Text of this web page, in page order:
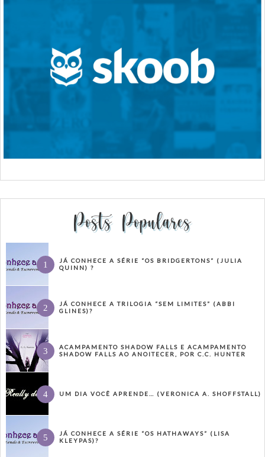
Posts Populares
JÁ CONHECE A SÉRIE “OS BRIDGERTONS” (JULIA
QUINN) ?
JÁ CONHECE A TRILOGIA “SEM LIMITES” (ABBI
GLINES)?
ACAMPAMENTO SHADOW FALLS E ACAMPAMENTO
SHADOW FALLS AO ANOITECER, POR C.C. HUNTER
UM DIA VOCÊ APRENDE… (VERONICA A. SHOFFSTALL)
JÁ CONHECE A SÉRIE “OS HATHAWAYS” (LISA
KLEYPAS)?